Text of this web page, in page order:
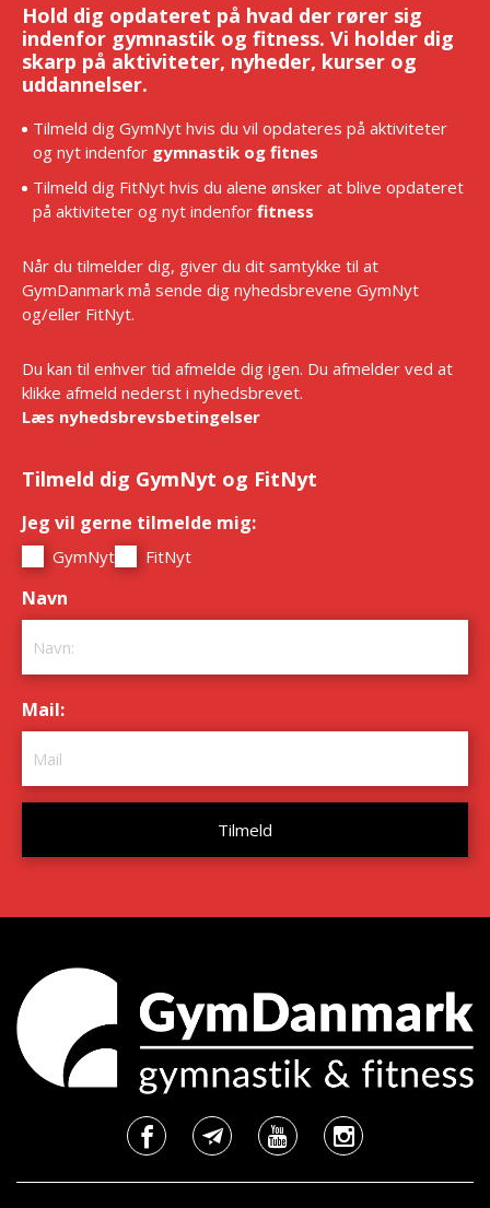
Hold dig opdateret på hvad der rører sig
indenfor gymnastik og fitness. Vi holder dig
skarp på aktiviteter, nyheder, kurser og
uddannelser.
Tilmeld dig GymNyt hvis du vil opdateres på aktiviteter
og nyt indenfor gymnastik og fitnes
Tilmeld dig FitNyt hvis du alene ønsker at blive opdateret
på aktiviteter og nyt indenfor fitness
Når du tilmelder dig, giver du dit samtykke til at
GymDanmark må sende dig nyhedsbrevene GymNyt
og/eller FitNyt.
Du kan til enhver tid afmelde dig igen. Du afmelder ved at
klikke afmeld nederst i nyhedsbrevet.
Læs nyhedsbrevsbetingelser
Tilmeld dig GymNyt og FitNyt
Jeg vil gerne tilmelde mig:
GymNyt FitNyt
Navn
Mail: